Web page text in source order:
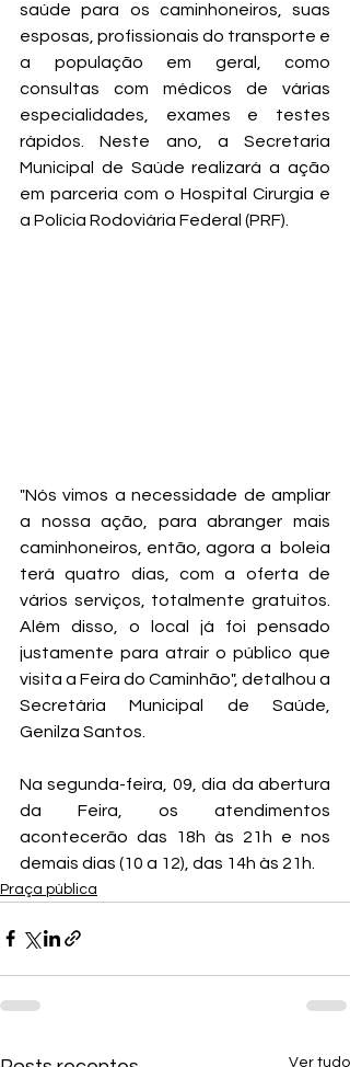
saúde para os caminhoneiros, suas
esposas, profissionais do transporte e
a população em geral, como
consultas com médicos de várias
especialidades, exames e testes
rápidos. Neste ano, a Secretaria
Municipal de Saúde realizará a ação
em parceria com o Hospital Cirurgia e
a Polícia Rodoviária Federal (PRF).
"Nós vimos a necessidade de ampliar
a nossa ação, para abranger mais
caminhoneiros, então, agora a  boleia
terá quatro dias, com a oferta de
vários serviços, totalmente gratuitos.
Além disso, o local já foi pensado
justamente para atrair o público que
visita a Feira do Caminhão", detalhou a
Secretária Municipal de Saúde,
Genilza Santos.
Na segunda-feira, 09, dia da abertura
da Feira, os atendimentos
acontecerão das 18h às 21h e nos
demais dias (10 a 12), das 14h às 21h.
Praça pública
Ver tudo